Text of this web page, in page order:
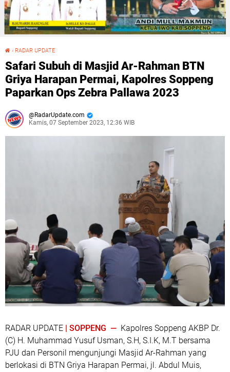
› RADAR UPDATE
Safari Subuh di Masjid Ar-Rahman BTN
Griya Harapan Permai, Kapolres Soppeng
Paparkan Ops Zebra Pallawa 2023
RadarUpdate.com
Kamis, 07 September 2023, 12:36 WIB
RADAR UPDATE | SOPPENG — Kapolres Soppeng AKBP Dr.
(C) H. Muhammad Yusuf Usman, S.H, S.I.K, M.T bersama
PJU dan Personil mengunjungi Masjid Ar-Rahman yang
berlokasi di BTN Griya Harapan Permai, jl. Abdul Muis,